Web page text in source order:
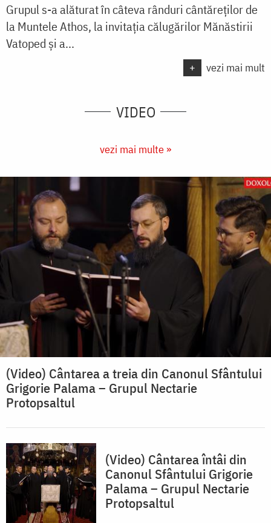
Grupul s-a alăturat în câteva rânduri cântăreţilor de
la Muntele Athos, la invitaţia călugărilor Mănăstirii
Vatoped şi a...
+ vezi mai mult
VIDEO
vezi mai multe »
(Video) Cântarea a treia din Canonul Sfântului
Grigorie Palama – Grupul Nectarie
Protopsaltul
(Video) Cântarea întâi din
Canonul Sfântului Grigorie
Palama – Grupul Nectarie
Protopsaltul